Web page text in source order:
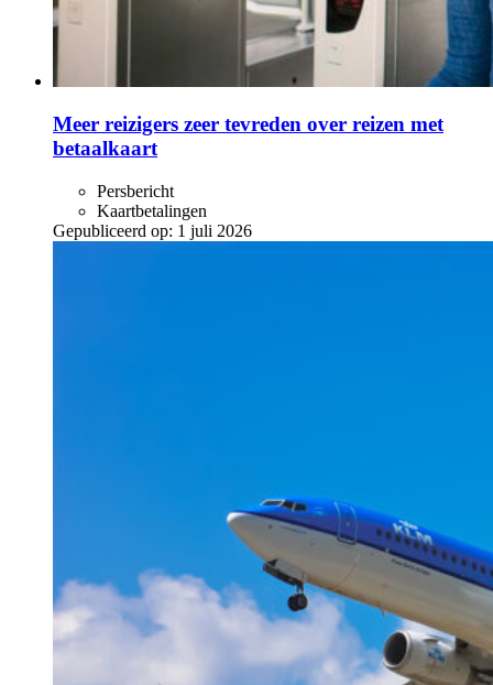
Meer reizigers zeer tevreden over reizen met
betaalkaart
Persbericht
Kaartbetalingen
Gepubliceerd op: 1 juli 2026